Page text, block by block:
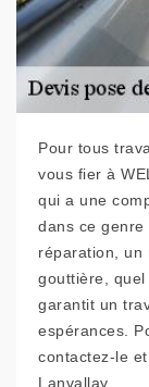
Pour tous
vous fier à
qui a une
dans ce
réparation, un
gouttière,
garantit un
espérances.
contactez-le
Lanvallay.